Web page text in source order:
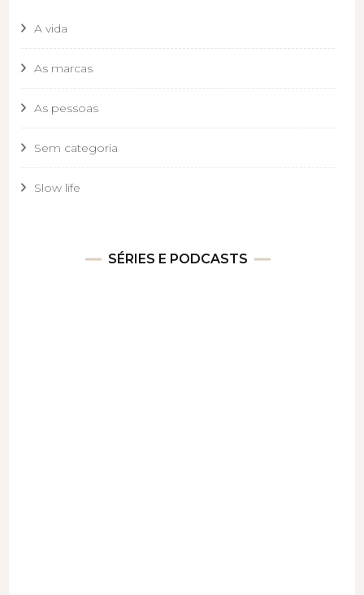
A vida
As marcas
As pessoas
Sem categoria
Slow life
SÉRIES E PODCASTS